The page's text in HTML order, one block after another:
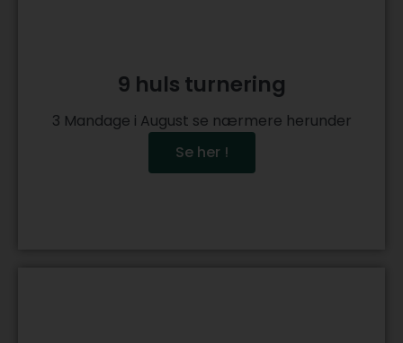
9 huls turnering
3 Mandage i August se nærmere herunder
Se her !